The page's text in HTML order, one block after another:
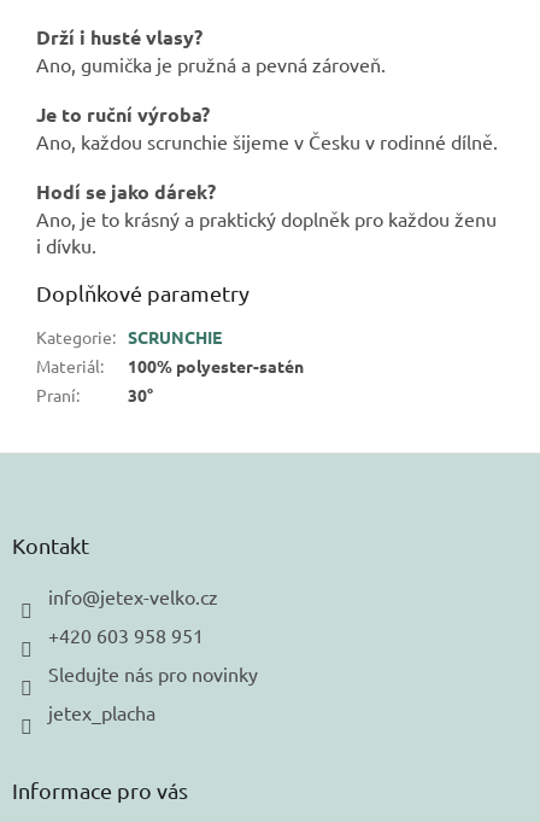
Drží i husté vlasy?
Ano, gumička je pružná a pevná zároveň.
Je to ruční výroba?
Ano, každou scrunchie šijeme v Česku v rodinné dílně.
Hodí se jako dárek?
Ano, je to krásný a praktický doplněk pro každou ženu
i dívku.
Doplňkové parametry
Kategorie: SCRUNCHIE
Materiál:
100% polyester-satén
Praní: 30°
Kontakt
info@jetex-velko.cz
+420 603 958 951
Sledujte nás pro novinky
jetex_placha
Informace pro vás